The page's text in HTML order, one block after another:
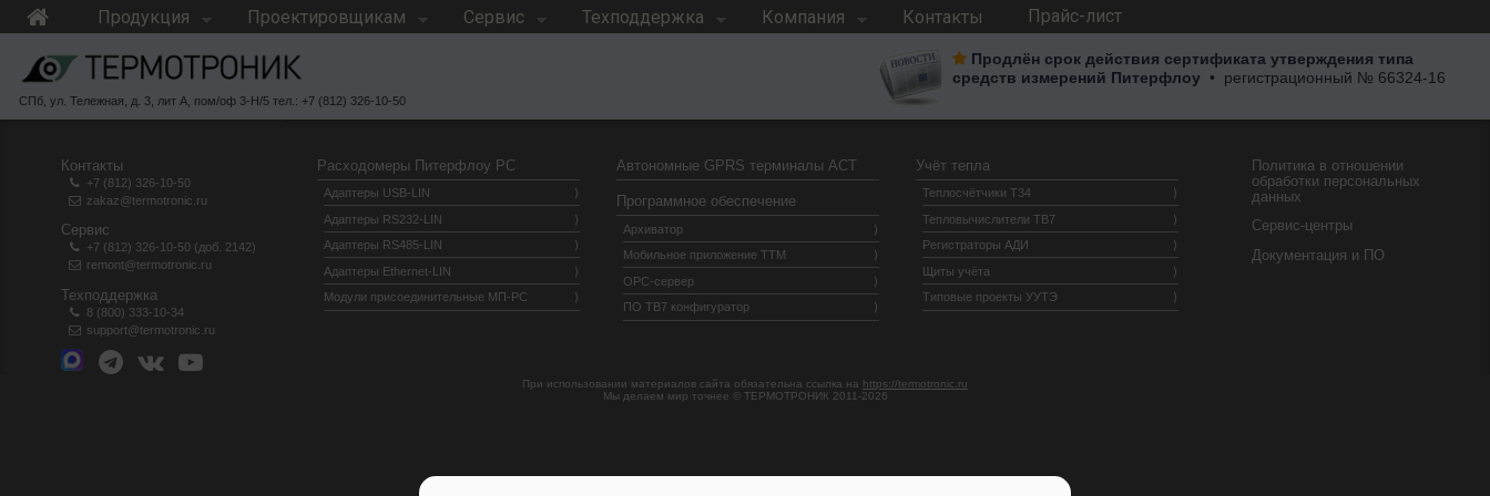
Продукция Проектировщикам Сервис Техподдержка Компания Контакты Прайс-лист
СПб, ул. Тележная, д. 3, лит А, пом/оф 3-Н/5 тел.: +7 (812) 326-10-50
Продлён срок действия сертификата утверждения типа
средств измерений Питерфлоу • регистрационный № 66324-16
Контакты
+7 (812) 326-10-50
zakaz@termotronic.ru
Сервис
+7 (812) 326-10-50 (доб. 2142)
remont@termotronic.ru
Техподдержка
8 (800) 333-10-34
support@termotronic.ru
Расходомеры Питерфлоу РС
Адаптеры USB-LIN
Адаптеры RS232-LIN
Адаптеры RS485-LIN
Адаптеры Ethernet-LIN
Модули присоединительные МП-РС
Автономные GPRS терминалы АСТ
Программное обеспечение
Архиватор
Мобильное приложение ТТМ
OPC-сервер
ПО ТВ7 конфигуратор
Учёт тепла
Теплосчётчики Т34
Тепловычислители ТВ7
Регистраторы АДИ
Щиты учёта
Типовые проекты УУТЭ
Политика в отношении
обработки персональных
данных
Сервис-центры
Документация и ПО
При использовании материалов сайта обязательна ссылка на https://termotronic.ru
Мы делаем мир точнее © ТЕРМОТРОНИК 2011-2026